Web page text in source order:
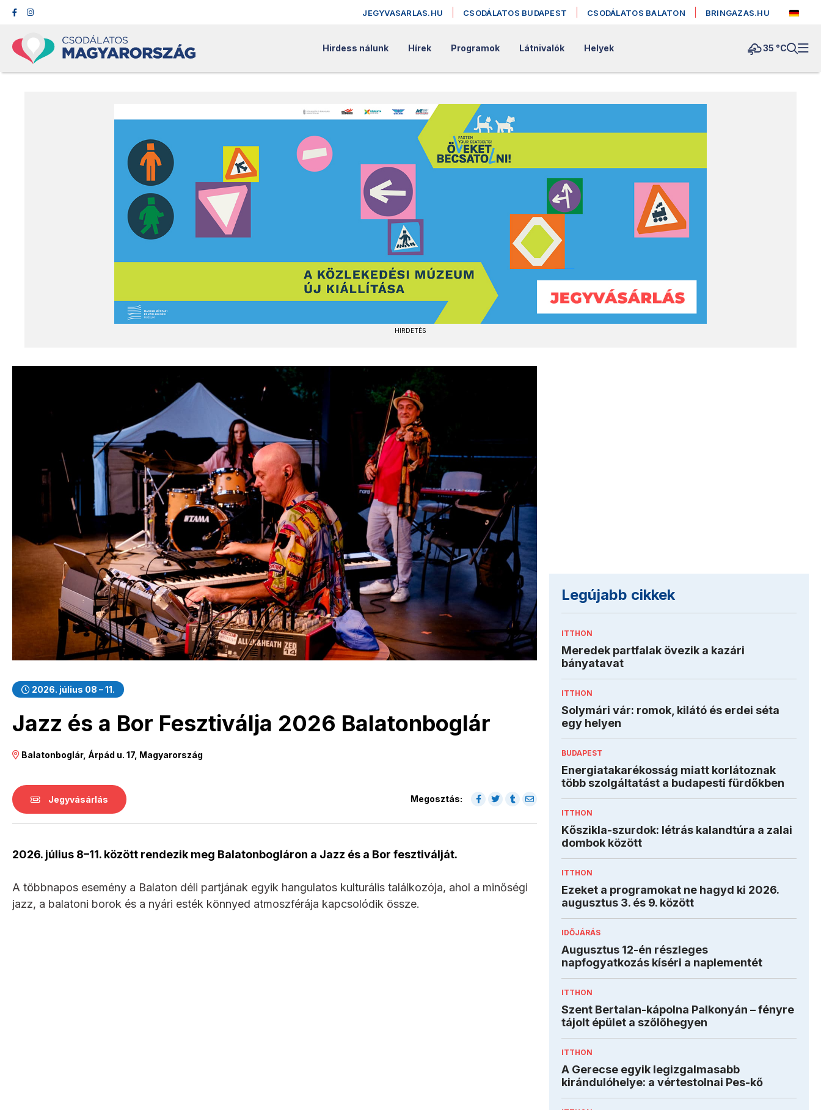
JEGYVASARLAS.HU CSODÁLATOS BUDAPEST CSODÁLATOS BALATON BRINGAZAS.HU
Hirdess nálunk Hírek Programok Látnivalók Helyek 35 °C
HIRDETÉS
2026. július 08 – 11.
Jazz és a Bor Fesztiválja 2026 Balatonboglár
Balatonboglár, Árpád u. 17, Magyarország
Jegyvásárlás Megosztás:
2026. július 8–11. között rendezik meg Balatonbogláron a Jazz és a Bor fesztiválját.
A többnapos esemény a Balaton déli partjának egyik hangulatos kulturális találkozója, ahol a minőségi
jazz, a balatoni borok és a nyári esték könnyed atmoszférája kapcsolódik össze.
Legújabb cikkek
ITTHON
Meredek partfalak övezik a kazári
bányatavat
ITTHON
Solymári vár: romok, kilátó és erdei séta
egy helyen
BUDAPEST
Energiatakarékosság miatt korlátoznak
több szolgáltatást a budapesti fürdőkben
ITTHON
Kőszikla-szurdok: létrás kalandtúra a zalai
dombok között
ITTHON
Ezeket a programokat ne hagyd ki 2026.
augusztus 3. és 9. között
IDŐJÁRÁS
Augusztus 12-én részleges
napfogyatkozás kíséri a naplementét
ITTHON
Szent Bertalan-kápolna Palkonyán – fényre
tájolt épület a szőlőhegyen
ITTHON
A Gerecse egyik legizgalmasabb
kirándulóhelye: a vértestolnai Pes-kő